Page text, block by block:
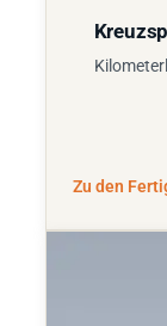
Zu den